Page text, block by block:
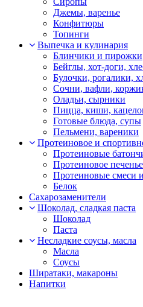
Джемы, варенье
Конфитюры
Топинги
Выпечка и кулинария
Блинчики и пирожки
Бейглы, хот-доги,
Булочки, рогалики,
Сочни, вафли,
Оладьи, сырники
Пицца, киши,
Готовые блюда, супы
Пельмени, вареники
Протеиновое и
Протеиновые
Протеиновое
Протеиновые смеси
Белок
Сахарозаменители
Шоколад, сладкая паста
Шоколад
Паста
Несладкие соусы, масла
Масла
Соусы
Ширатаки, макароны
Напитки